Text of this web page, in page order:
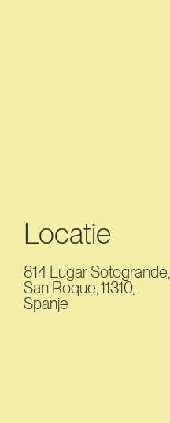
Locatie
814 Lugar Sotogrande,
San Roque, 11310,
Spanje